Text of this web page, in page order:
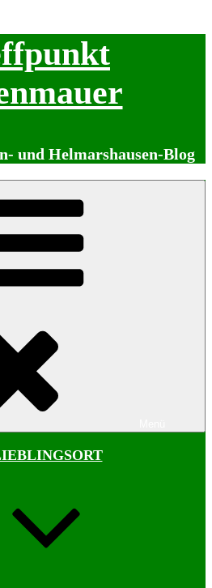
und Helmarshausen-Blog